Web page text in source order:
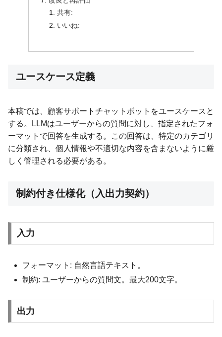
共有:
いいね:
ユースケース定義
本稿では、顧客サポートチャットボットをユースケースと
する。LLMはユーザーからの質問に対し、指定されたフォ
ーマットで回答を生成する。この回答は、特定のカテゴリ
に分類され、個人情報や不適切な内容を含まないように厳
しく管理される必要がある。
制約付き仕様化（入出力契約）
入力
フォーマット: 自然言語テキスト。
制約: ユーザーからの質問文。最大200文字。
出力